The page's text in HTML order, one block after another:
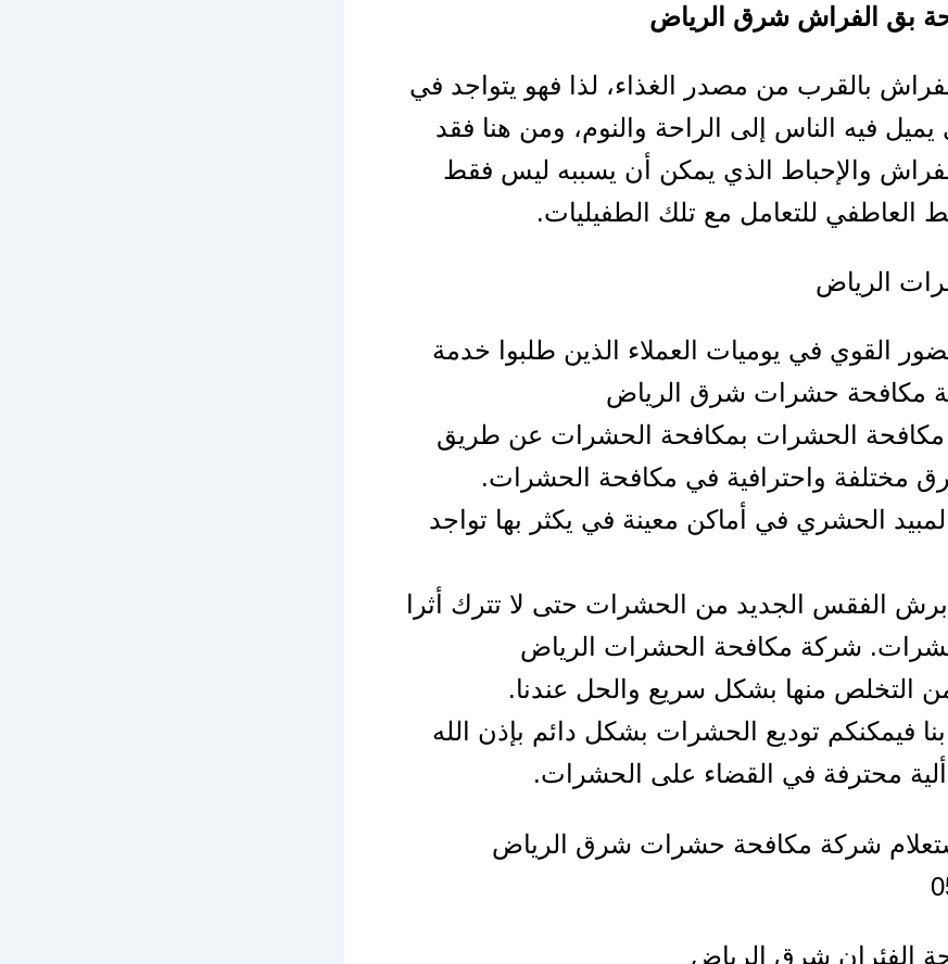
بق الفراش شرق الرياض
بالقرب من مصدر الغذاء، لذا فهو يتواجد في
يميل فيه الناس إلى الراحة والنوم، ومن هنا فقد
والإحباط الذي يمكن أن يسببه ليس فقط
العاطفي للتعامل مع تلك الطفيليات.
الرياض
القوي في يوميات العملاء الذين طلبوا خدمة
مكافحة حشرات شرق الرياض
الحشرات بمكافحة الحشرات عن طريق
مختلفة واحترافية في مكافحة الحشرات.
الحشري في أماكن معينة في يكثر بها تواجد
برش الفقس الجديد من الحشرات حتى لا تترك أثرا
شركة مكافحة الحشرات الرياض
التخلص منها بشكل سريع والحل عندنا.
بنا فيمكنكم توديع الحشرات بشكل دائم بإذن الله
محترفة في القضاء على الحشرات.
شركة مكافحة حشرات شرق الرياض
الفئران شرق الرياض